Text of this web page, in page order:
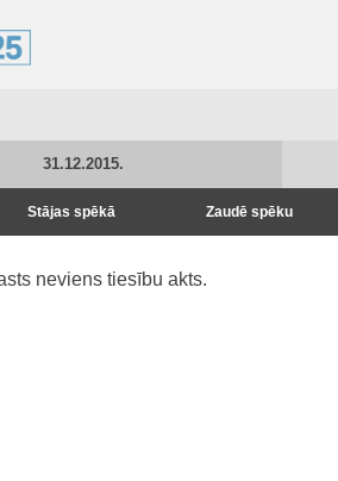
31.12.2015.
Stājas spēkā Zaudē spēku
neviens tiesību akts.